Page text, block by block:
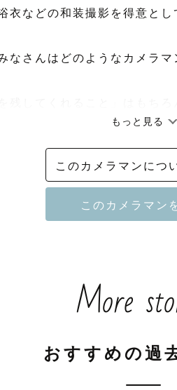
衣などの和装撮影を得意とし
なさんはどのようなカメラ
真そのものだけではなく、
ています。
さんお話を伺い、お一人お
世界に一つだけの撮影時間
少し照れた表情も。
間の「あなたらしさ」を最
もっと見る
このカメラマンにつ
More
おすすめの過